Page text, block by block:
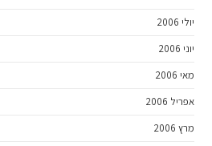
יולי 2006
יוני 2006
מאי 2006
אפריל 2006
מרץ 2006